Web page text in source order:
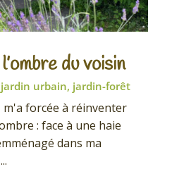
du voisin
jardin urbain, jardin-forêt
forcée à réinventer
: face à une haie
dans ma